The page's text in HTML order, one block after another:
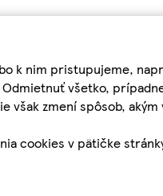
k nim pristupujeme,
všetko,
zmení spôsob,
cookies v pätičke